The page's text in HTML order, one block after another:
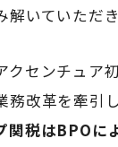
解いていただき
クセンチュア
務改革を牽引
関税はBPOに